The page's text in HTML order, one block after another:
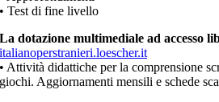
• Test di fine livello
La dotazione multimediale ad accesso
italianoperstranieri.loescher.it
• Attività didattiche per la comprensione
giochi. Aggiornamenti mensili e schede